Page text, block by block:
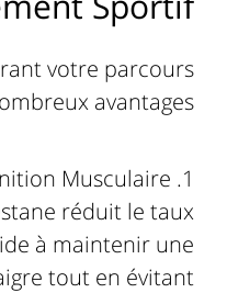
votre parcours
avantages :
Musculaire
réduit le taux
à maintenir une
tout en évitant